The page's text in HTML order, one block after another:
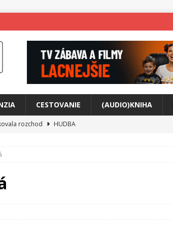
CESTOVANIE (AUDIO)KNIHA
rozchod
HUDBA
unikátny akustický koncert
plný tajomstiev